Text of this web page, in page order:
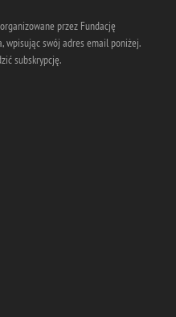
przez Fundację
wpisując swój adres email poniżej.
subskrypcję.